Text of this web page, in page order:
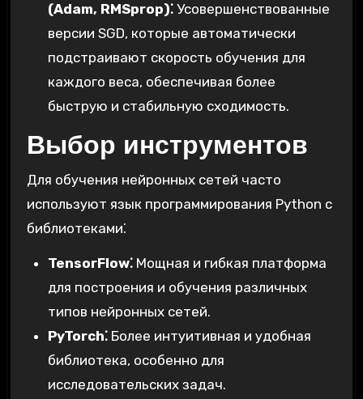
(Adam, RMSprop)⁚Усовершенствованные
версии SGD, которые автоматически
подстраивают скорость обучения для
каждого веса, обеспечивая более
быструю и стабильную сходимость.
Выбор инструментов
Для обучения нейронных сетей часто
используют язык программирования Python с
библиотеками⁚
TensorFlow⁚Мощная и гибкая платформа
для построения и обучения различных
типов нейронных сетей.
PyTorch⁚Более интуитивная и удобная
библиотека, особенно для
исследовательских задач.